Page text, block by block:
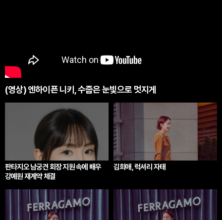
(영상) 엔하이픈 니키, 수줍은 눈빛으로 멋지게
판타지오 남궁견 회장 지원 속에 배우
강예원 재계약 체결
김희애, 럭셔리 자태